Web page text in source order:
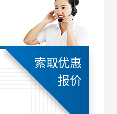
索取优惠
报价